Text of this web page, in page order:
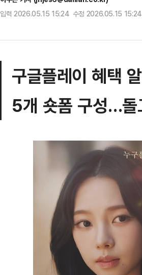
입력 2026.05.15 15:24 수정 2026.05.15 15:24
구글플레이 혜택
5개 숏폼 구성…돌